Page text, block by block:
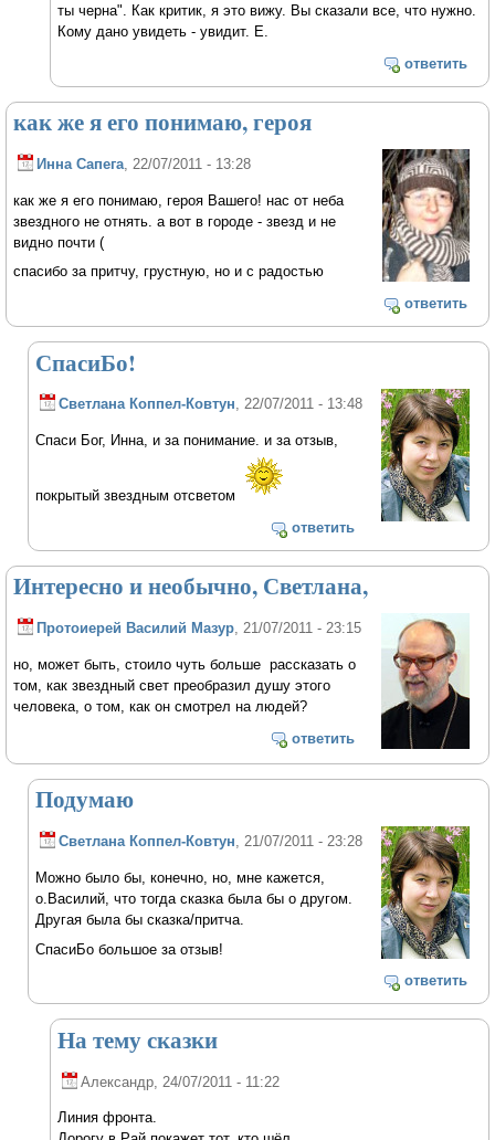
ты черна". Как критик, я это вижу. Вы сказали все, что нужно.
Кому дано увидеть - увидит. Е.
ответить
как же я его понимаю, героя
Инна Сапега , 22/07/2011 - 13:28
как же я его понимаю, героя Вашего! нас от неба
звездного не отнять. а вот в городе - звезд и не
видно почти (
спасибо за притчу, грустную, но и с радостью
ответить
СпасиБо!
Светлана Коппел-Ковтун, 22/07/2011 - 13:48
Спаси Бог, Инна, и за понимание. и за отзыв,
покрытый звездным отсветом
ответить
Интересно и необычно, Светлана,
Протоиерей Василий Мазур, 21/07/2011 - 23:15
но, может быть, стоило чуть больше рассказать о
том, как звездный свет преобразил душу этого
человека, о том, как он смотрел на людей?
ответить
Подумаю
Светлана Коппел-Ковтун , 21/07/2011 - 23:28
Можно было бы, конечно, но, мне кажется,
о.Василий, что тогда сказка была бы о другом.
Другая была бы сказка/притча.
СпасиБо большое за отзыв!
ответить
На тему сказки
Александр , 24/07/2011 - 11:22
Линия фронта.